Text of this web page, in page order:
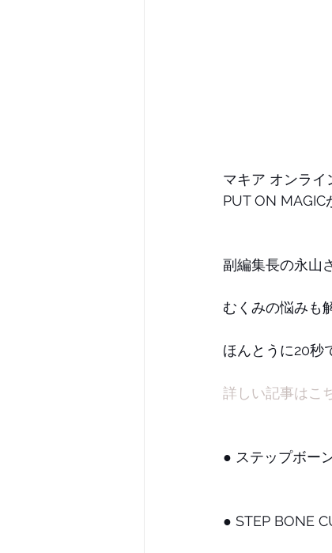
マキア オンライ
PUT ON MAGIC
副編集長の永山
むくみの悩みも
ほんとうに20秒
詳しい記事はこ
● ステップボー
● STEP BONE